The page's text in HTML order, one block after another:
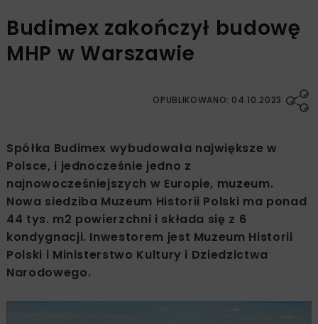
Budimex zakończył budowę
MHP w Warszawie
OPUBLIKOWANO: 04.10.2023
Spółka Budimex wybudowała największe w
Polsce, i jednocześnie jedno z
najnowocześniejszych w Europie, muzeum.
Nowa siedziba Muzeum Historii Polski ma ponad
44 tys. m2 powierzchni i składa się z 6
kondygnacji. Inwestorem jest Muzeum Historii
Polski i Ministerstwo Kultury i Dziedzictwa
Narodowego.